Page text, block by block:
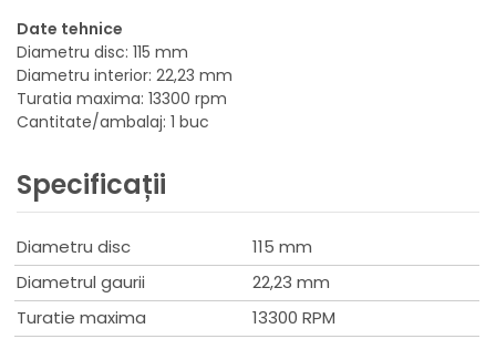
Date tehnice
Diametru disc: 115 mm
Diametru interior: 22,23 mm
Turatia maxima: 13300 rpm
Cantitate/ambalaj: 1 buc
Specificații
Diametru disc
115 mm
Diametrul gaurii
22,23 mm
Turatie maxima
13300 RPM